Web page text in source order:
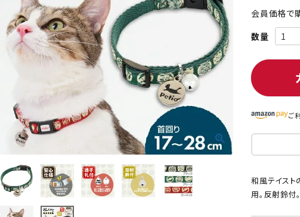
またたび・元気草 夜のお散歩
ダイエット中にオススメ まとめ買いでオトク！！
会員価格で
ご
和風テイスト
用。反射鈴付